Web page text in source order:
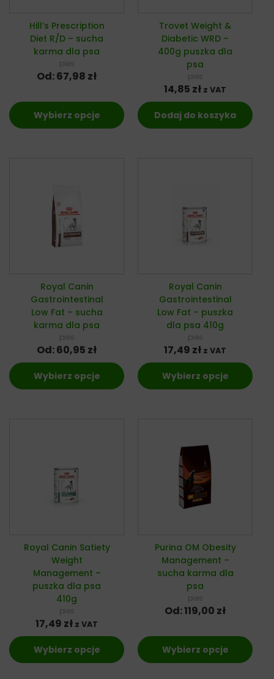
Hill’s Prescription
Diet R/D – sucha
karma dla psa
pies
Od:67,98 zł
Wybierz opcje
Trovet Weight &
Diabetic WRD –
400g puszka dla
psa
pies
14,85 zł z VAT
Dodaj do koszyka
Royal Canin
Gastrointestinal
Low Fat – sucha
karma dla psa
pies
Od:60,95 zł
Wybierz opcje
Royal Canin
Gastrointestinal
Low Fat – puszka
dla psa 410g
pies
17,49 zł z VAT
Wybierz opcje
Royal Canin Satiety
Weight
Management –
puszka dla psa
410g
pies
17,49 zł z VAT
Wybierz opcje
Purina OM Obesity
Management –
sucha karma dla
psa
pies
Od:119,00 zł
Wybierz opcje